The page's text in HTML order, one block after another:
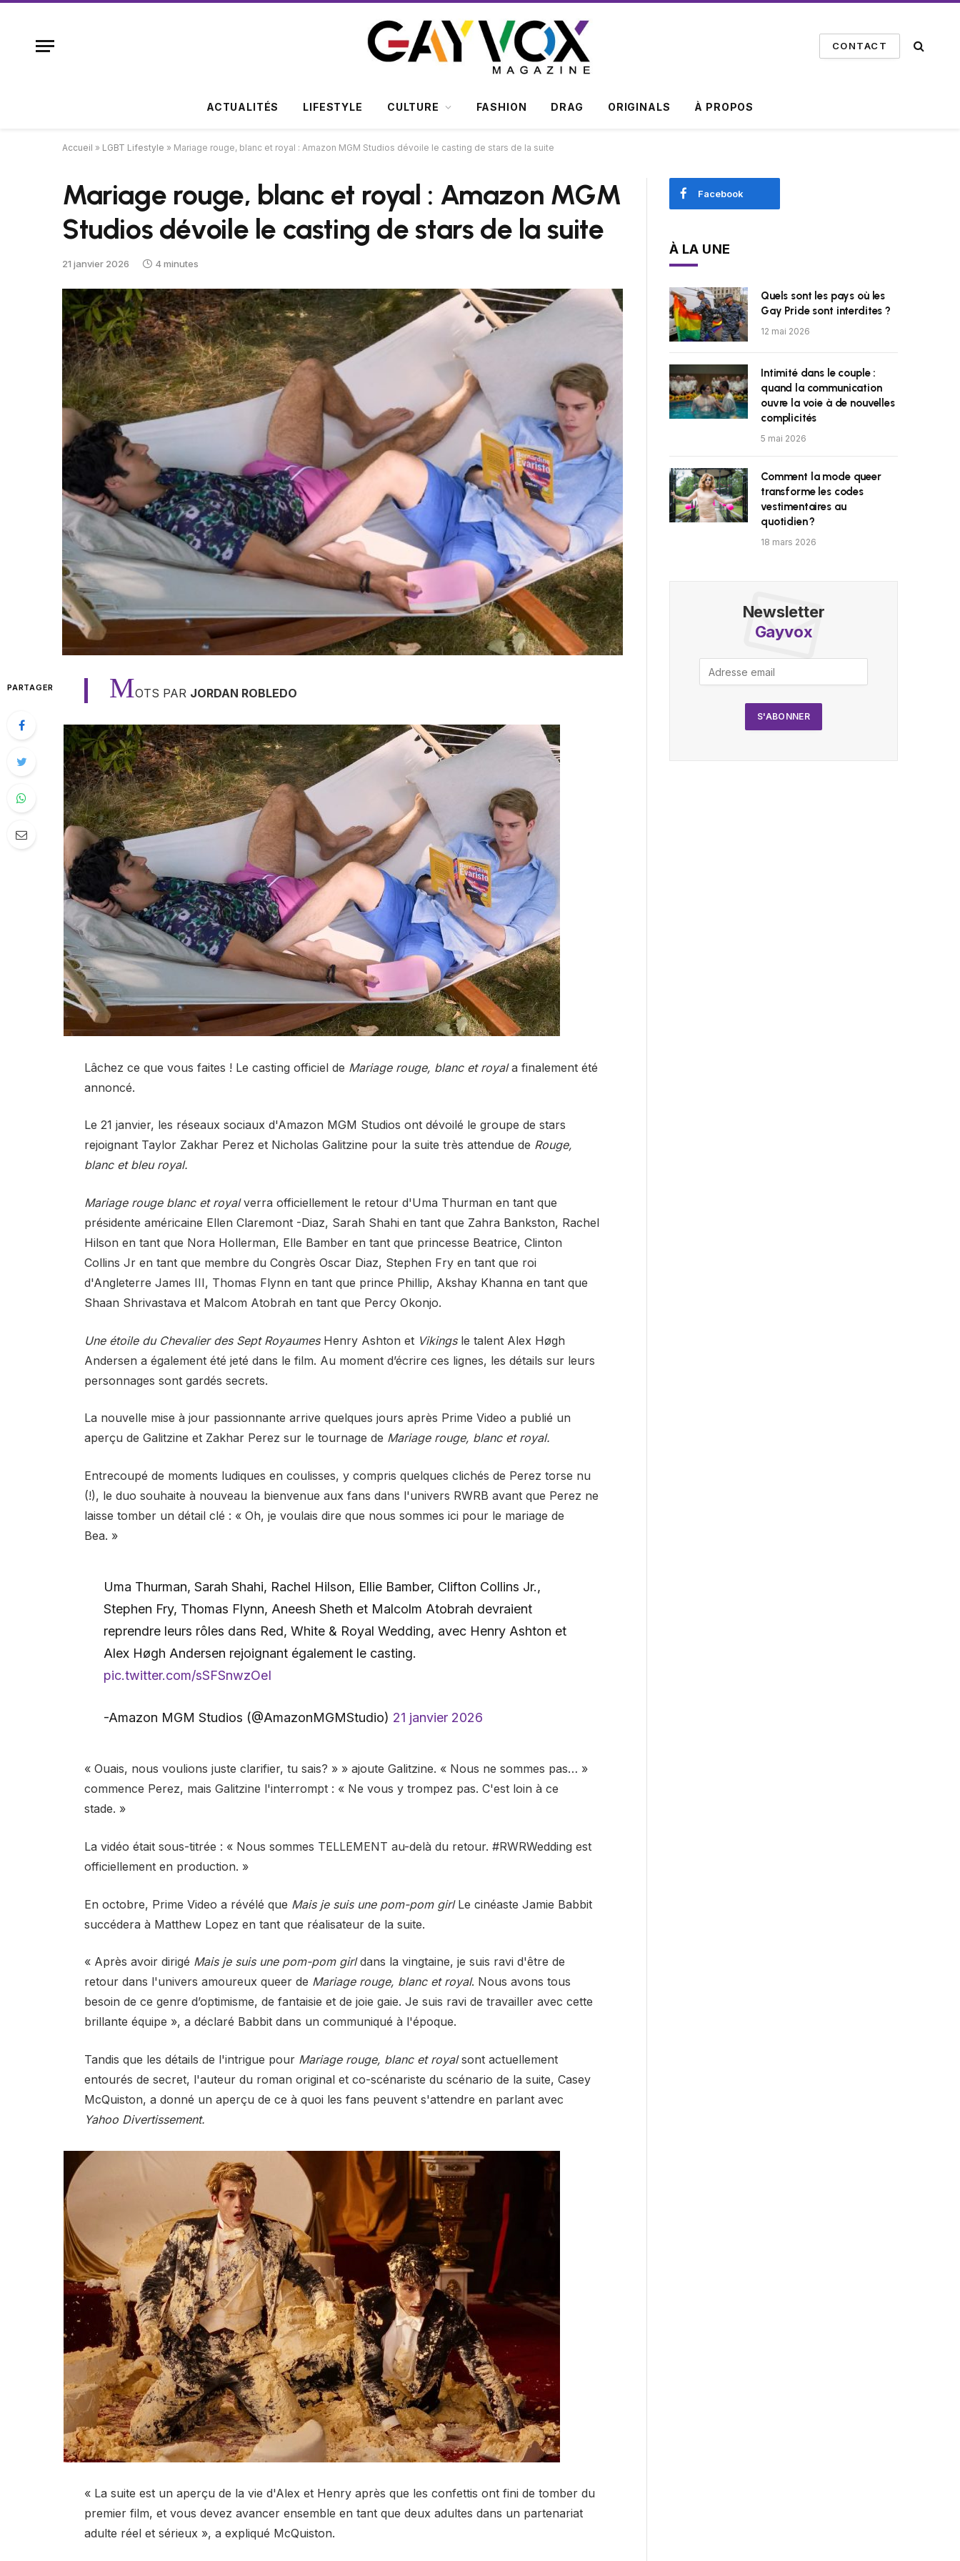
CONTACT
ACTUALITÉS LIFESTYLE CULTURE FASHION DRAG ORIGINALS À PROPOS
Accueil » LGBT Lifestyle » Mariage rouge, blanc et royal : Amazon MGM Studios dévoile le casting de stars de la suite
Mariage rouge, blanc et royal : Amazon MGM
Studios dévoile le casting de stars de la suite
21 janvier 2026 4 minutes
PARTAGER MOTS PAR JORDAN ROBLEDO
Lâchez ce que vous faites ! Le casting officiel de Mariage rouge, blanc et royala finalement été
annoncé.
Le 21 janvier, les réseaux sociaux d'Amazon MGM Studios ont dévoilé le groupe de stars
rejoignant Taylor Zakhar Perez et Nicholas Galitzine pour la suite très attendue de Rouge,
blanc et bleu royal.
Mariage rouge blanc et royalverra officiellement le retour d'Uma Thurman en tant que
présidente américaine Ellen Claremont -Diaz, Sarah Shahi en tant que Zahra Bankston, Rachel
Hilson en tant que Nora Hollerman, Elle Bamber en tant que princesse Beatrice, Clinton
Collins Jr en tant que membre du Congrès Oscar Diaz, Stephen Fry en tant que roi
d'Angleterre James III, Thomas Flynn en tant que prince Phillip, Akshay Khanna en tant que
Shaan Shrivastava et Malcom Atobrah en tant que Percy Okonjo.
Une étoile du Chevalier des Sept Royaumes Henry Ashton etVikings le talent Alex Høgh
Andersen a également été jeté dans le film. Au moment d’écrire ces lignes, les détails sur leurs
personnages sont gardés secrets.
La nouvelle mise à jour passionnante arrive quelques jours après Prime Video a publié un
aperçu de Galitzine et Zakhar Perez sur le tournage de Mariage rouge, blanc et royal.
Entrecoupé de moments ludiques en coulisses, y compris quelques clichés de Perez torse nu
(!), le duo souhaite à nouveau la bienvenue aux fans dans l'univers RWRB avant que Perez ne
laisse tomber un détail clé : « Oh, je voulais dire que nous sommes ici pour le mariage de
Bea. »
Uma Thurman, Sarah Shahi, Rachel Hilson, Ellie Bamber, Clifton Collins Jr.,
Stephen Fry, Thomas Flynn, Aneesh Sheth et Malcolm Atobrah devraient
reprendre leurs rôles dans Red, White & Royal Wedding, avec Henry Ashton et
Alex Høgh Andersen rejoignant également le casting.
pic.twitter.com/sSFSnwzOeI
-Amazon MGM Studios (@AmazonMGMStudio) 21 janvier 2026
« Ouais, nous voulions juste clarifier, tu sais? » » ajoute Galitzine. « Nous ne sommes pas… »
commence Perez, mais Galitzine l'interrompt : « Ne vous y trompez pas. C'est loin à ce
stade. »
La vidéo était sous-titrée : « Nous sommes TELLEMENT au-delà du retour. #RWRWedding est
officiellement en production. »
En octobre, Prime Video a révélé que Mais je suis une pom-pom girlLe cinéaste Jamie Babbit
succédera à Matthew Lopez en tant que réalisateur de la suite.
« Après avoir dirigé Mais je suis une pom-pom girldans la vingtaine, je suis ravi d'être de
retour dans l'univers amoureux queer de Mariage rouge, blanc et royal. Nous avons tous
besoin de ce genre d’optimisme, de fantaisie et de joie gaie. Je suis ravi de travailler avec cette
brillante équipe », a déclaré Babbit dans un communiqué à l'époque.
Tandis que les détails de l'intrigue pour Mariage rouge, blanc et royalsont actuellement
entourés de secret, l'auteur du roman original et co-scénariste du scénario de la suite, Casey
McQuiston, a donné un aperçu de ce à quoi les fans peuvent s'attendre en parlant avec
Yahoo Divertissement.
« La suite est un aperçu de la vie d'Alex et Henry après que les confettis ont fini de tomber du
premier film, et vous devez avancer ensemble en tant que deux adultes dans un partenariat
adulte réel et sérieux », a expliqué McQuiston.
Facebook
À LA UNE
Quels sont les pays où les
Gay Pride sont interdites ?
12 mai 2026
Intimité dans le couple :
quand la communication
ouvre la voie à de nouvelles
complicités
5 mai 2026
Comment la mode queer
transforme les codes
vestimentaires au
quotidien ?
18 mars 2026
Newsletter
Gayvox